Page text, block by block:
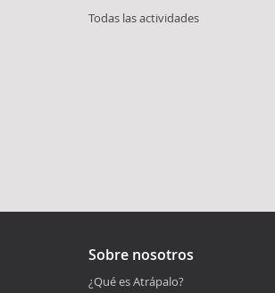
Todas las actividades
Sobre nosotros
¿Qué es Atrápalo?